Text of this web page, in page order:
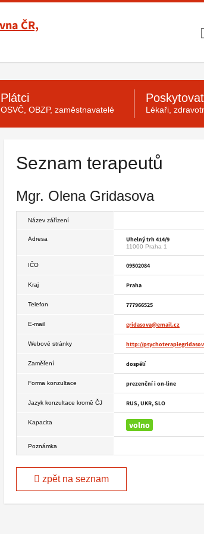
Plátci
OSVČ, OBZP, zaměstnavatelé Lékaři,
Seznam terapeutů
Mgr. Olena Gridasova
Název zářízení
Adresa Uhelný trh 414/9
11000 Praha 1
IČO 09502084
Kraj Praha
Telefon 777966525
E-mail gridasova@email.cz
Webové stránky http://
Zaměření dospělí
Forma konzultace prezenční i on-line
Jazyk konzultace kromě ČJ RUS, UKR, SLO
Kapacita volno
Poznámka
zpět na seznam